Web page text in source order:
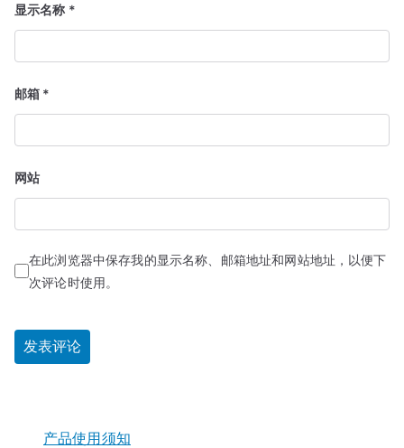
显示名称 *
邮箱 *
网站
在此浏览器中保存我的显示名称、邮箱地址和网站地址，以便下
次评论时使用。
产品使用须知